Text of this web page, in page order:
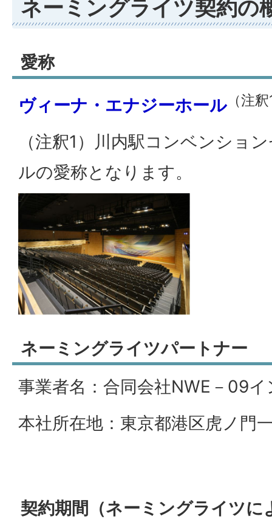
ネーミングライツ契約の
愛称
ヴィーナ・エナジーホール （注
（注釈1）川内駅コンベンショ
ルの愛称となります。
ネーミングライツパートナー
事業者名：合同会社NWE－09
本社所在地：東京都港区虎ノ門
契約期間（ネーミングライツに